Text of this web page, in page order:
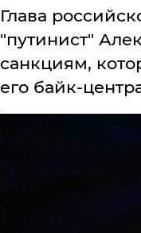
Глава
"путинист"
санкциям,
его байк-